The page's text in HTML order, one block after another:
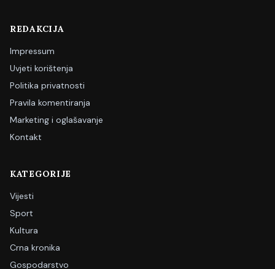
REDAKCIJA
Impressum
Uvjeti korištenja
Politika privatnosti
Pravila komentiranja
Marketing i oglašavanje
Kontakt
KATEGORIJE
Vijesti
Sport
Kultura
Crna kronika
Gospodarstvo